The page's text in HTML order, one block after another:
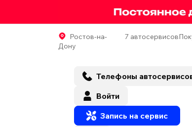
Ростов-на-
Дону
7 автосервисов
Телефоны
Войти
Запись на сервис